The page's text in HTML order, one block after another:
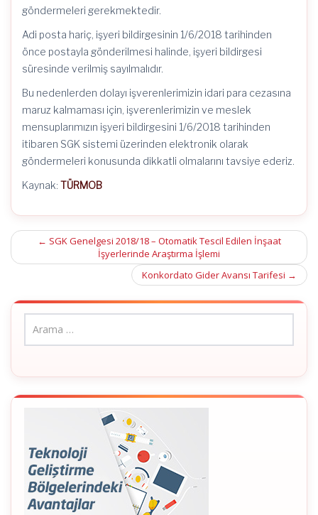
göndermeleri gerekmektedir.
Adi posta hariç, işyeri bildirgesinin 1/6/2018 tarihinden
önce postayla gönderilmesi halinde, işyeri bildirgesi
süresinde verilmiş sayılmalıdır.
Bu nedenlerden dolayı işverenlerimizin idari para cezasına
maruz kalmaması için, işverenlerimizin ve meslek
mensuplarımızın işyeri bildirgesini 1/6/2018 tarihinden
itibaren SGK sistemi üzerinden elektronik olarak
göndermeleri konusunda dikkatli olmalarını tavsiye ederiz.
Kaynak: TÜRMOB
Post
navigation
← SGK Genelgesi 2018/18 – Otomatik Tescil Edilen İnşaat
İşyerlerinde Araştırma İşlemi
Konkordato Gider Avansı Tarifesi →